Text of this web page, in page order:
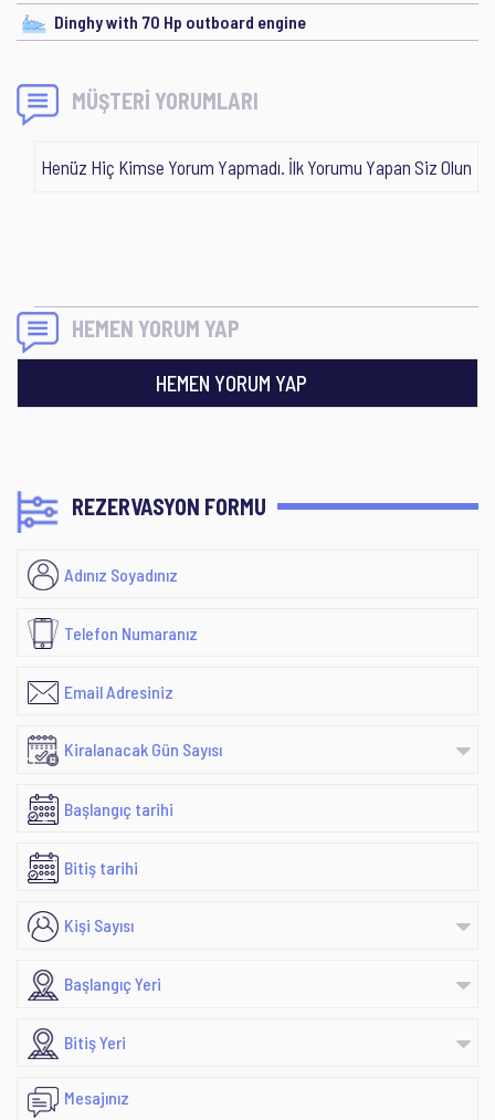
Dinghy with 70 Hp outboard engine
MÜŞTERİ YORUMLARI
Henüz Hiç Kimse Yorum Yapmadı. İlk Yorumu Yapan Siz Olun
HEMEN YORUM YAP
HEMEN YORUM YAP
REZERVASYON FORMU